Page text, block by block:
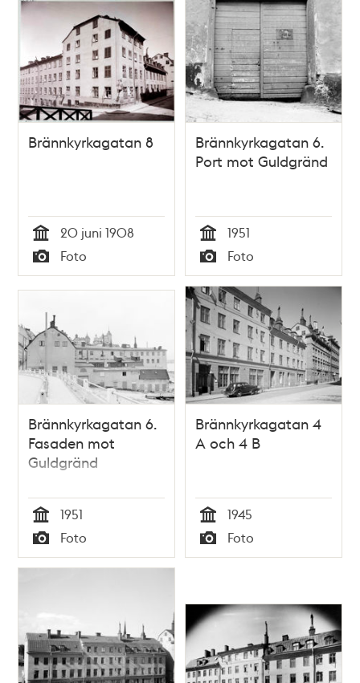
Brännkyrkagatan 8
Tid
20 juni 1908
Typ
Foto
Brännkyrkagatan 6.
Port mot Guldgränd
Tid
1951
Typ
Foto
Brännkyrkagatan 6.
Fasaden mot
Guldgränd
Tid
1951
Typ
Foto
Brännkyrkagatan 4
A och 4 B
Tid
1945
Typ
Foto